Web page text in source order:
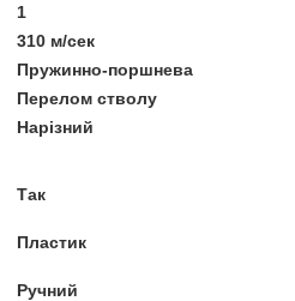
1
310 м/сек
Пружинно-поршнева
Перелом стволу
Нарізний
Так
Пластик
Ручний